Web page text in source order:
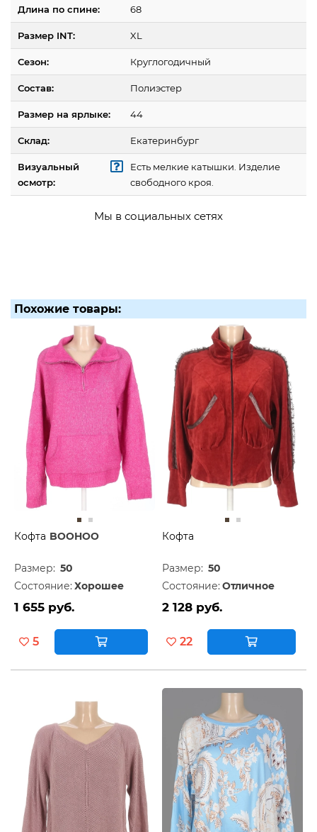
Длина по спине: 68
Размер INT: XL
Сезон: Круглогодичный
Состав: Полиэстер
Размер на ярлыке: 44
Склад: Екатеринбург
Визуальный
осмотр:
Есть мелкие катышки. Изделие
свободного кроя.
Мы в социальных сетях
Похожие товары:
Кофта BOOHOO
Размер: 50
Состояние: Хорошее
1 655 руб.
5
Кофта
Размер: 50
Состояние: Отличное
2 128 руб.
22